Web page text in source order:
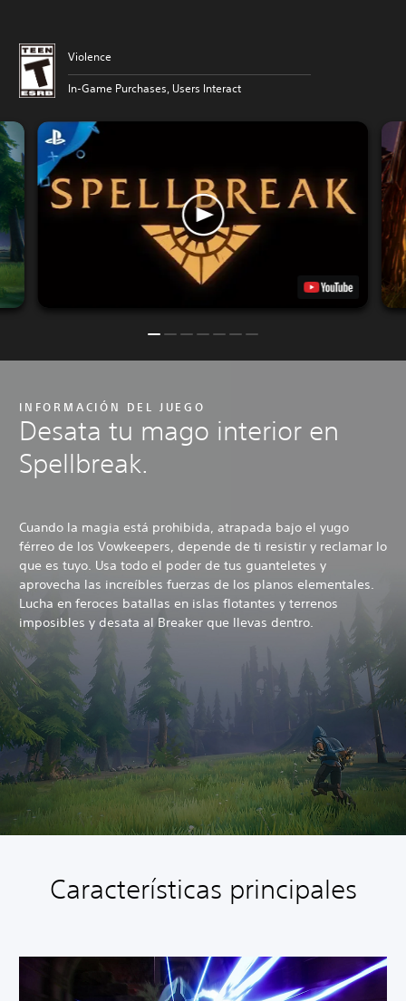
Violence
In-Game Purchases, Users Interact
INFORMACIÓN DEL JUEGO
Desata tu mago interior en
Spellbreak.
Cuando la magia está prohibida, atrapada bajo el yugo
férreo de los Vowkeepers, depende de ti resistir y reclamar lo
que es tuyo. Usa todo el poder de tus guanteletes y
aprovecha las increíbles fuerzas de los planos elementales.
Lucha en feroces batallas en islas flotantes y terrenos
imposibles y desata al Breaker que llevas dentro.
Características principales